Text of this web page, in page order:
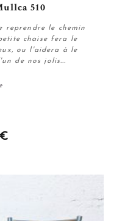
510
reprendre le chemin
chaise fera le
ou l'aidera à le
de nos jolis...